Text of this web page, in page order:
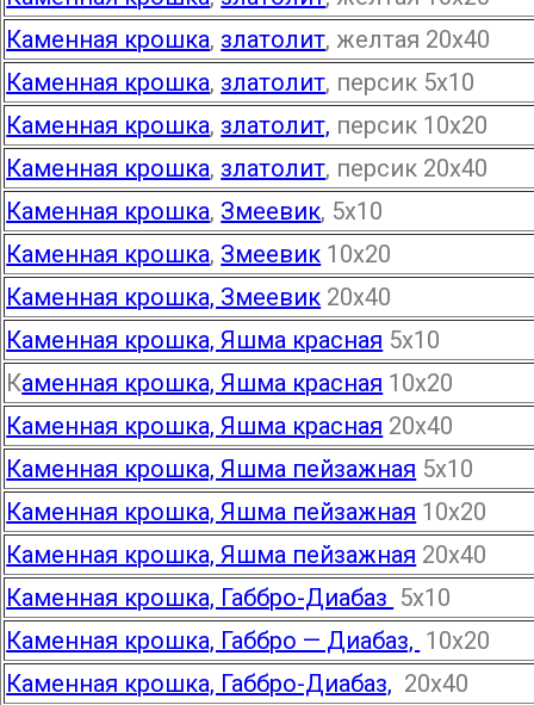
Каменная крошка, златолит, желтая 20х40
Каменная крошка, златолит, персик 5х10
Каменная крошка, златолит, персик 10х20
Каменная крошка, златолит, персик 20х40
Каменная крошка, Змеевик, 5х10
Каменная крошка, Змеевик 10х20
Каменная крошка, Змеевик 20х40
Каменная крошка, Яшма красная 5х10
Каменная крошка, Яшма красная 10х20
Каменная крошка, Яшма красная 20х40
Каменная крошка, Яшма пейзажная 5х10
Каменная крошка, Яшма пейзажная 10х20
Каменная крошка, Яшма пейзажная 20х40
Каменная крошка, Габбро-Диабаз 5х10
Каменная крошка, Габбро — Диабаз, 10х20
Каменная крошка, Габбро-Диабаз, 20х40